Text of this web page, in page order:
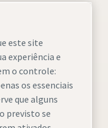
este site
experiência e
o controle:
os essenciais
que alguns
previsto se